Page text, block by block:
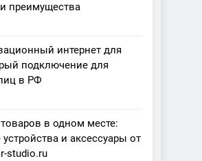
преимущества
интернет для
подключение для
в РФ
товаров в одном месте:
и аксессуары от
studio.ru